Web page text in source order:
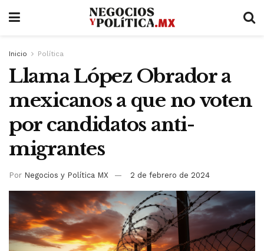
Inicio Política
Llama López Obrador a
mexicanos a que no voten
por candidatos anti-
migrantes
Por Negocios y Política MX 2 de febrero de 2024